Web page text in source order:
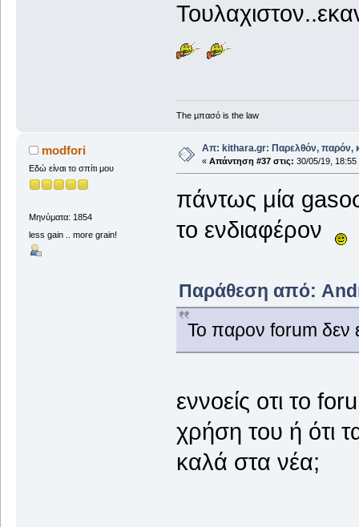
The μπασό is the law
modfori
Εδώ είναι το σπίτι μου
Μηνύματα: 1854
less gain .. more grain!
Απ: kithara.gr: Παρελθόν, παρόν,
« Απάντηση #37 στις: 30/05/19, 18:55
πάντως μία
το ενδιαφέρον
Παράθεση από:
Το παρον forum δεν
εννοείς οτι το
χρήση του ή ότι
καλά στα νέα;